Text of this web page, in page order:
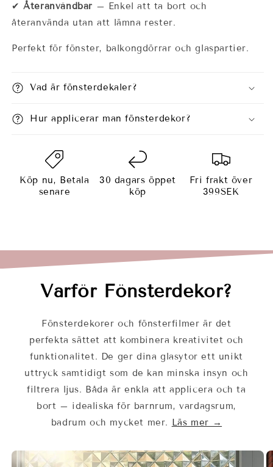
✔Återanvändbar – Enkel att ta bort och
återanvända utan att lämna rester.
Perfekt för fönster, balkongdörrar och glaspartier.
Vad är fönsterdekaler?
Hur applicerar man fönsterdekor?
Köp nu, Betala
senare
30 dagars öppet
köp
Fri frakt över
399SEK
Varför Fönsterdekor?
Fönsterdekorer och fönsterfilmer är det
perfekta sättet att kombinera kreativitet och
funktionalitet. De ger dina glasytor ett unikt
uttryck samtidigt som de kan minska insyn och
filtrera ljus. Båda är enkla att applicera och ta
bort – idealiska för barnrum, vardagsrum,
badrum och mycket mer. Läs mer →